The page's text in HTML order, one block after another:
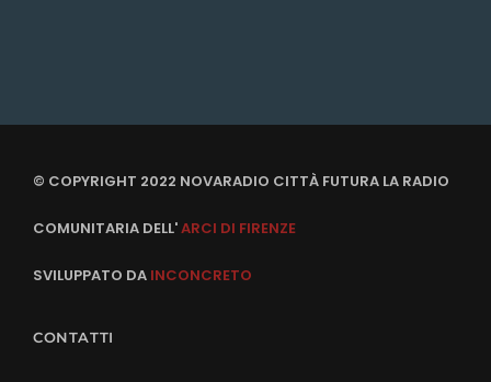
© COPYRIGHT 2022 NOVARADIO CITTÀ FUTURA LA RADIO
COMUNITARIA DELL'ARCI DI FIRENZE
SVILUPPATO DA INCONCRETO
CONTATTI